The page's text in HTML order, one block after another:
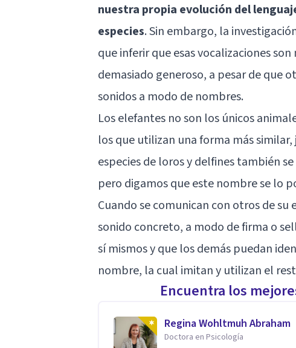
nuestra propia evolución del
especies. Sin embargo, la
que inferir que esas vocalizaciones
demasiado generoso, a pesar de que
sonidos a modo de nombres.
Los elefantes no son los únicos
los que utilizan una forma más
especies de loros y delfines también
pero digamos que este nombre se lo
Cuando se comunican con otros de
sonido concreto, a modo de firma o
sí mismos y que los demás puedan
nombre, la cual imitan y utilizan el
Encuentra los
Regina Wohltmuh Abraham
Doctora en Psicología